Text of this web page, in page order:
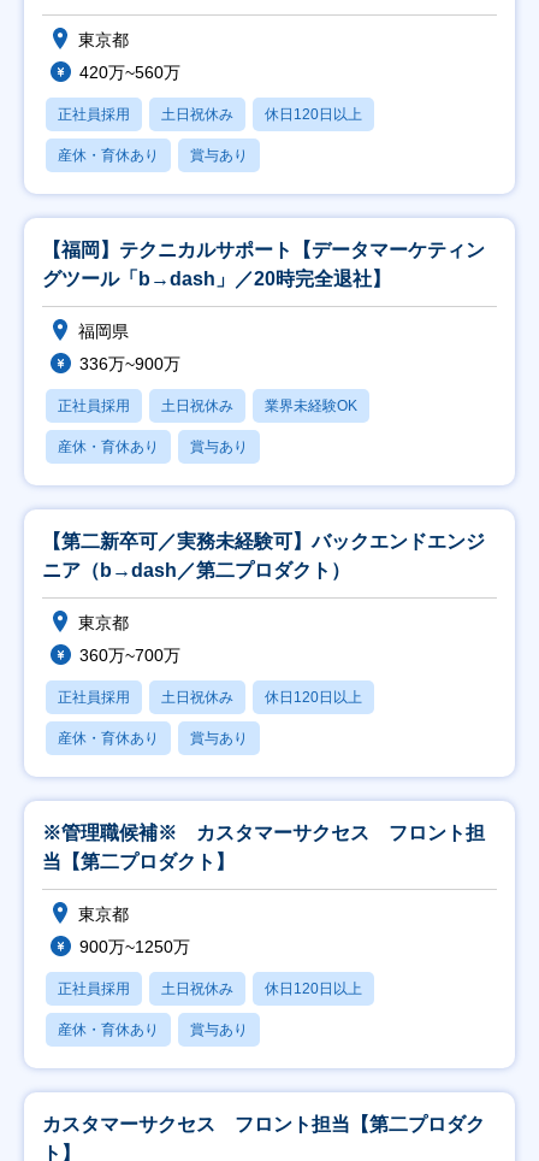
東京都
420万~560万
正社員採用 土日祝休み 休日120日以上
産休・育休あり 賞与あり
【福岡】テクニカルサポート【データマーケティン
グツール「b→dash」／20時完全退社】
福岡県
336万~900万
正社員採用 土日祝休み 業界未経験OK
産休・育休あり 賞与あり
【第二新卒可／実務未経験可】バックエンドエンジ
ニア（b→dash／第二プロダクト）
東京都
360万~700万
正社員採用 土日祝休み 休日120日以上
産休・育休あり 賞与あり
※管理職候補※ カスタマーサクセス フロント担
当【第二プロダクト】
東京都
900万~1250万
正社員採用 土日祝休み 休日120日以上
産休・育休あり 賞与あり
カスタマーサクセス フロント担当【第二プロダク
ト】